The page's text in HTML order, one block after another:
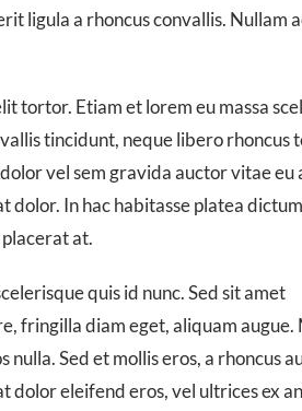
ligula a rhoncus convallis. Nullam
tortor. Etiam et lorem eu massa
tincidunt, neque libero rhoncus
vel sem gravida auctor vitae eu
dolor. In hac habitasse platea
at.
quis id nunc. Sed sit amet
fringilla diam eget, aliquam augue.
Sed et mollis eros, a rhoncus
dolor eleifend eros, vel ultrices ex